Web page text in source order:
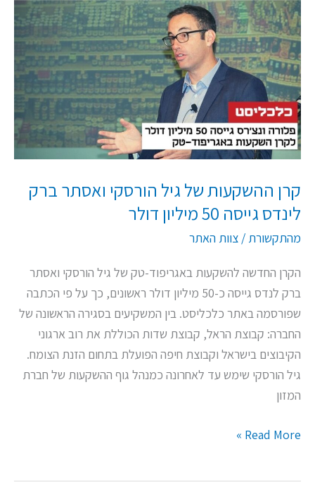
קרן ההשקעות של גיל הורסקי ואסתר ברק
לינדס גייסה 50 מיליון דולר
מהתקשורת / צוות האתר
הקרן החדשה להשקעות באגריפוד-טק של גיל הורסקי ואסתר
ברק לנדס גייסה כ-50 מיליון דולר ראשונים, כך על פי הכתבה
שפורסמה באתר כלכליסט. בין המשקיעים בסגירה הראשונה של
החברה: קבוצת הראל, קבוצת שדות הכוללת את רוב ארגוני
הקיבוצים בישראל וקבוצת חיפה הפועלת בתחום הזנת הצומח.
גיל הורסקי שימש עד לאחרונה כמנהל גוף ההשקעות של חברת
המזון
קרן
ההשקעות
של
גיל
הורסקי
ואסתר
ברק
לינדס
50
מיליון
דולר
Read More »